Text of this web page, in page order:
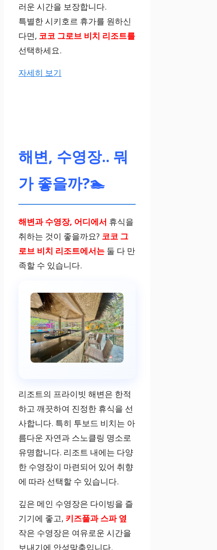
러운 시간을 보장합니다.
특별한 시키호르 휴가를 원하신
다면, 코코 그로브 비치 리조트를
선택하세요.
자세히 보기
해변, 수영장.. 뭐
가 좋을까?🏊
해변과 수영장, 어디에서 휴식을
취하는 것이 좋을까요? 코코 그
로브 비치 리조트에서는 둘 다 만
족할 수 있습니다.
리조트의 프라이빗 해변은 한적
하고 깨끗하여 진정한 휴식을 선
사합니다. 특히 투보드 비치는 아
름다운 자연과 스노클링 명소로
유명합니다. 리조트 내에는 다양
한 수영장이 마련되어 있어 취향
에 따라 선택할 수 있습니다.
깊은 메인 수영장은 다이빙을 즐
기기에 좋고, 키즈풀과 스파 옆
작은 수영장은 여유로운 시간을
보내기에 안성맞춤입니다.